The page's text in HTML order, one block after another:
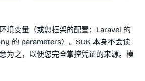
境变量（或您框架的配置：Laravel 的
的 parameters）。SDK 本身不会读
为之，以便您完全掌控凭证的来源。模